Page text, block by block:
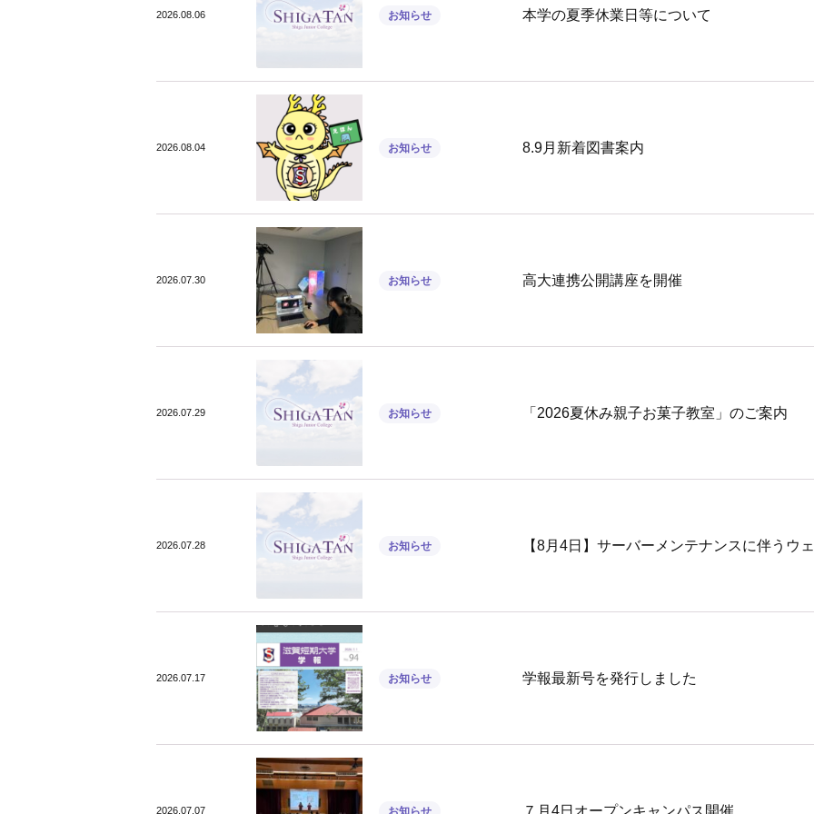
2026.08.06 お知らせ 本学の夏季休業日等について
2026.08.04 お知らせ 8.9月新着図書案内
2026.07.30 お知らせ 高大連携公開講座を開催
2026.07.29 お知らせ 「2026夏休み親子お菓子教室」のご案内
2026.07.28 お知らせ 【8月4日】サーバーメンテナンスに伴うウ
2026.07.17 お知らせ 学報最新号を発行しました
2026.07.07 お知らせ ７月4日オープンキャンパス開催